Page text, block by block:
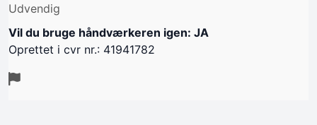
Udvendig
Vil du bruge håndværkeren igen: JA
Oprettet i cvr nr.: 41941782